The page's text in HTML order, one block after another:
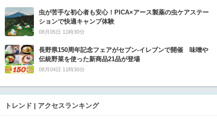
虫が苦手な初心者も安心！PICA×アース製薬の虫ケアステー
ションで快適キャンプ体験
08月05日 11時30分
長野県150周年記念フェアがセブン-イレブンで開催 味噌や
伝統野菜を使った新商品21品が登場
08月04日 11時30分
トレンド | アクセスランキング